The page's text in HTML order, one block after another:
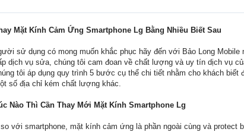
Mặt Kính Cảm Ứng Smartphone Lg Bằng Nhiều Biết Sau
sử dụng có mong muốn khắc phục hãy đến với Bảo Long
dịch vụ sửa, chúng tôi cam đoan về chất lượng và uy tín dịch vụ
tôi áp dụng quy trình 5 bước cụ thể chi tiết nhằm cho khách
số địa chỉ kém chất lượng khác.
Nào Thì Cần Thay Mới Mặt Kính Smartphone Lg
với smartphone, mặt kính cảm ứng là phần ngoài cùng và protect